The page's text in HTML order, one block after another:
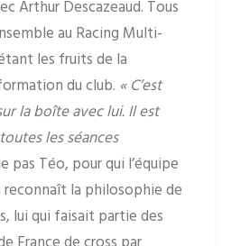
Arthur Descazeaud. Tous
au Racing Multi-
les fruits de la
du club. « C’est
la boîte avec lui. Il est
les séances
pas Téo, pour qui l’équipe
reconnaît la philosophie de
lui qui faisait partie des